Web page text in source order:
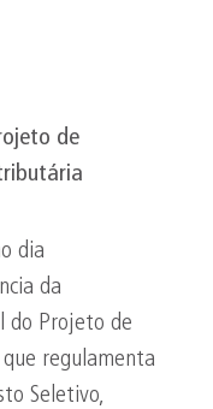
de
dia
da
do Projeto de
regulamenta
Seletivo,